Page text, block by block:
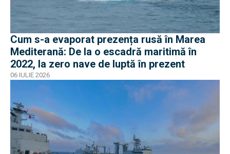
Cum s-a evaporat prezența rusă în Marea
Mediterană: De la o escadră maritimă în
2022, la zero nave de luptă în prezent
06 IULIE 2026